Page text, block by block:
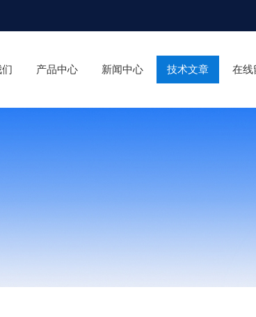
产品中心 新闻中心 技术文章 在线